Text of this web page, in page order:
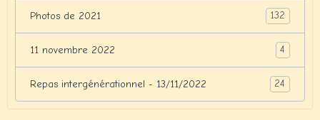
Photos de 2021 132
11 novembre 2022 4
Repas intergénérationnel - 13/11/2022 24